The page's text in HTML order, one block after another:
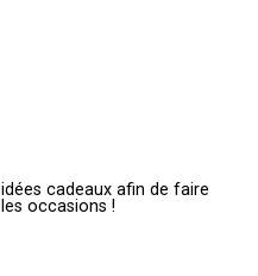
cadeaux afin de faire
occasions !